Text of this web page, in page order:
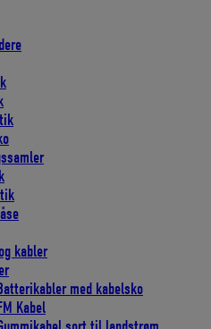
kabler
med kabelsko
Kabel